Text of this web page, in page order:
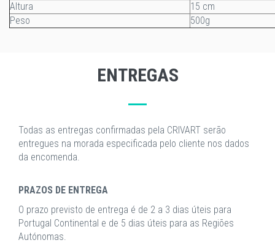
Altura
15 cm
Peso
500g
ENTREGAS
Todas as entregas confirmadas pela CRIVART serão
entregues na morada especificada pelo cliente nos dados
da encomenda.
PRAZOS DE ENTREGA
O prazo previsto de entrega é de 2 a 3 dias úteis para
Portugal Continental e de 5 dias úteis para as Regiões
Autónomas.